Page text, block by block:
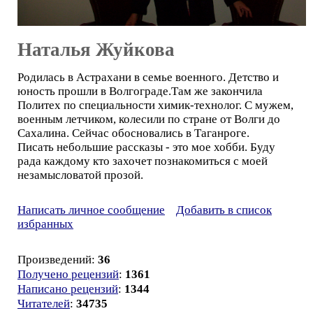
Наталья Жуйкова
Родилась в Астрахани в семье военного. Детство и
юность прошли в Волгограде.Там же закончила
Политех по специальности химик-технолог. С мужем,
военным летчиком, колесили по стране от Волги до
Сахалина. Сейчас обосновались в Таганроге.
Писать небольшие рассказы - это мое хобби. Буду
рада каждому кто захочет познакомиться с моей
незамысловатой прозой.
Написать личное сообщение
Добавить в список
избранных
Произведений: 36
Получено рецензий: 1361
Написано рецензий: 1344
Читателей: 34735